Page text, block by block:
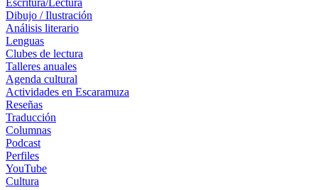
Escritura/Lectura
Dibujo / Ilustración
Análisis literario
Lenguas
Clubes de lectura
Talleres anuales
Agenda cultural
Actividades en Escaramuza
Reseñas
Traducción
Columnas
Podcast
Perfiles
YouTube
Cultura